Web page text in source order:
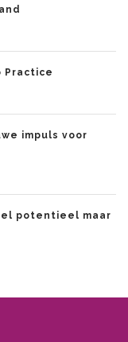
Practice
impuls voor
potentieel maar